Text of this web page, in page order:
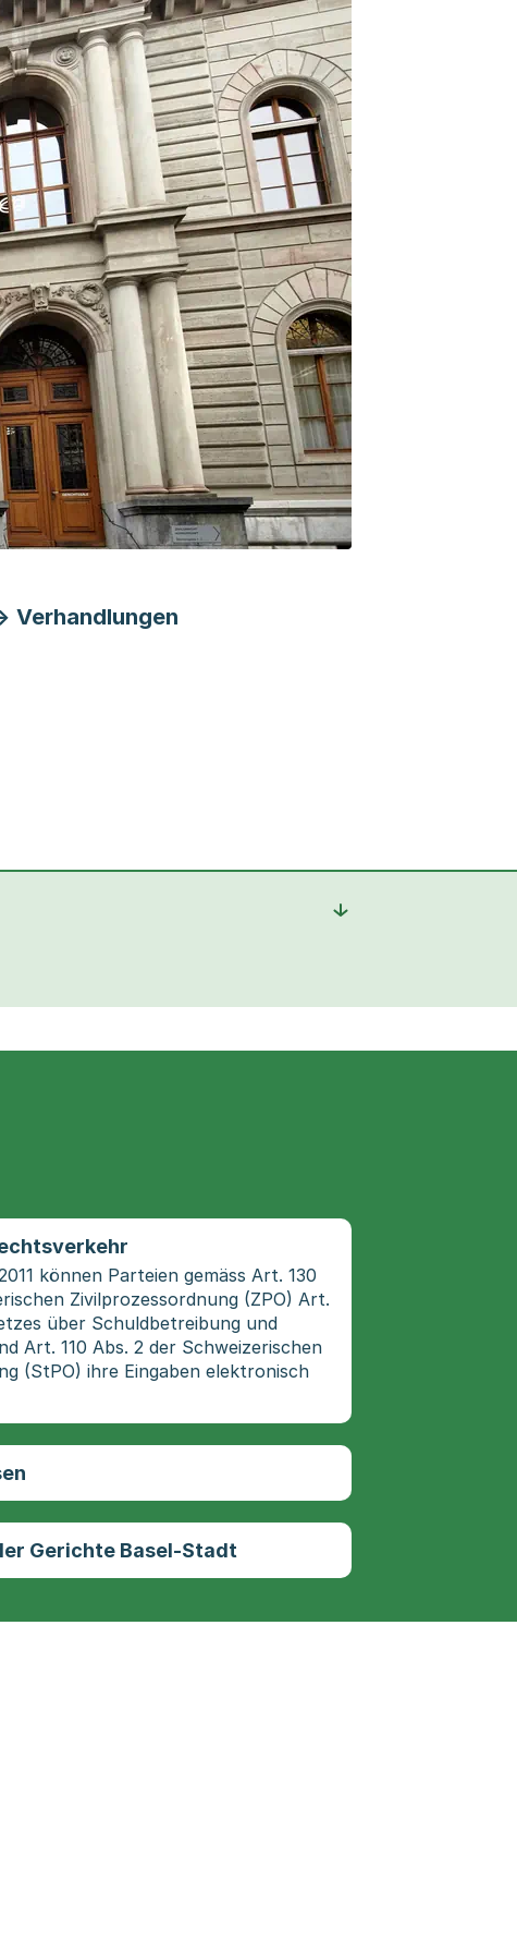
Verhandlungen
können Parteien gemäss Art. 130
Zivilprozessordnung (ZPO) Art.
über Schuldbetreibung und
Art. 110 Abs. 2 der Schweizerischen
(StPO) ihre Eingaben elektronisch
Gerichte Basel-Stadt